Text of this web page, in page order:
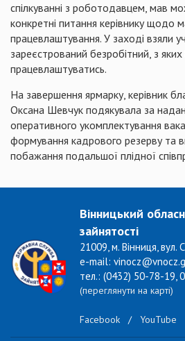
спілкуванні з роботодавцем, мав
конкретні питання керівнику щодо
працевлаштування. У заході взяли
зареєстрований безробітний, з
працевлаштуватись.
На завершення ярмарку, керівник
Оксана Шевчук подякувала за
оперативного укомплектування
формування кадрового резерву та
побажання подальшої плідної
Вінницький
зайнятості
21009, м. Вінниця, вул.
e-mail:
тел.: (0432) 50-78-19,
(переглянути на карті)
Facebook / YouTube